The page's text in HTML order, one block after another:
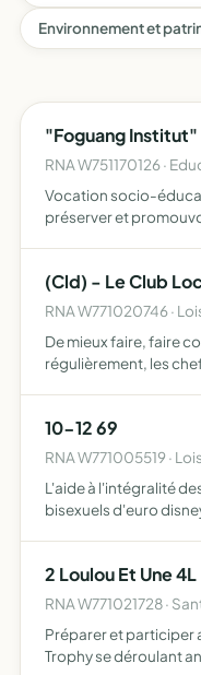
Environnement et
"Foguang Institut"
RNA W751170126 ·
Vocation socio-
préserver et
(Cld) - Le Club
RNA W771020746 ·
De mieux faire, faire
régulièrement, les
10-12 69
RNA W771005519 ·
L'aide à l'intégralité
bisexuels d'euro
2 Loulou Et Une 4L
RNA W771021728 ·
Préparer et participer
Trophy se déroulant